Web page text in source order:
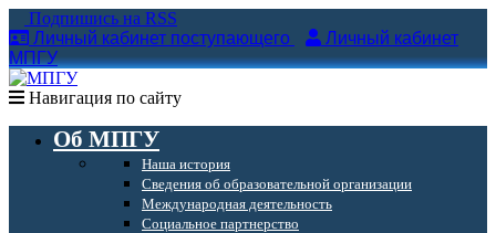
Подпишись на RSS
Личный кабинет поступающего
Личный кабинет
МПГУ
Навигация по сайту
Об МПГУ
Наша история
Сведения об образовательной организации
Международная деятельность
Социальное партнерство